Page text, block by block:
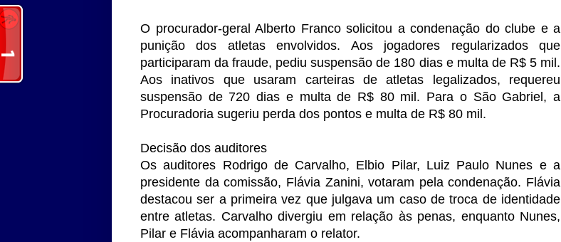
O procurador-geral Alberto Franco solicitou a condenação do clube e a
punição dos atletas envolvidos. Aos jogadores regularizados que
participaram da fraude, pediu suspensão de 180 dias e multa de R$ 5 mil.
Aos inativos que usaram carteiras de atletas legalizados, requereu
suspensão de 720 dias e multa de R$ 80 mil. Para o São Gabriel, a
Procuradoria sugeriu perda dos pontos e multa de R$ 80 mil.
Decisão dos auditores
Os auditores Rodrigo de Carvalho, Elbio Pilar, Luiz Paulo Nunes e a
presidente da comissão, Flávia Zanini, votaram pela condenação. Flávia
destacou ser a primeira vez que julgava um caso de troca de identidade
entre atletas. Carvalho divergiu em relação às penas, enquanto Nunes,
Pilar e Flávia acompanharam o relator.